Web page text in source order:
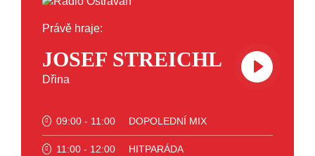
Právě hraje:
JOSEF STREICHL
Dřina
09:00 - 11:00 DOPOLEDNÍ MIX
11:00 - 12:00 HITPARÁDA